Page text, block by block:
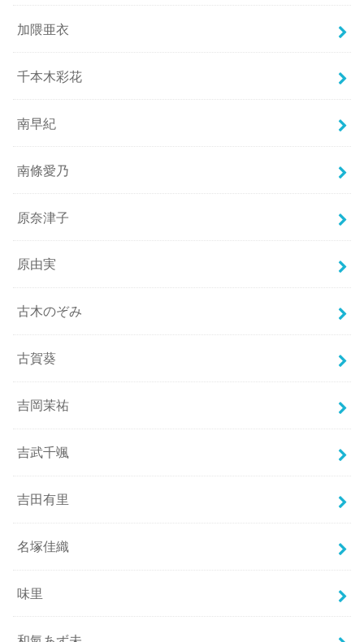
加隈亜衣
千本木彩花
南早紀
南條愛乃
原奈津子
原由実
古木のぞみ
古賀葵
吉岡茉祐
吉武千颯
吉田有里
名塚佳織
味里